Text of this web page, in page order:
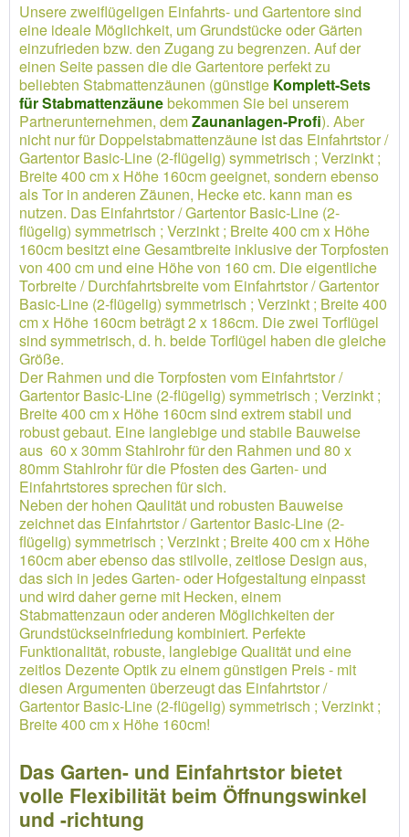
Unsere zweiflügeligen Einfahrts- und Gartentore sind
eine ideale Möglichkeit, um Grundstücke oder Gärten
einzufrieden bzw. den Zugang zu begrenzen. Auf der
einen Seite passen die die Gartentore perfekt zu
beliebten Stabmattenzäunen (günstige Komplett-Sets
für Stabmattenzäunebekommen Sie bei unserem
Partnerunternehmen, demZaunanlagen-Profi). Aber
nicht nur für Doppelstabmattenzäune ist das Einfahrtstor /
Gartentor Basic-Line (2-flügelig) symmetrisch ; Verzinkt ;
Breite 400 cm x Höhe 160cm geeignet, sondern ebenso
als Tor in anderen Zäunen, Hecke etc. kann man es
nutzen. Das Einfahrtstor / Gartentor Basic-Line (2-
flügelig) symmetrisch ; Verzinkt ; Breite 400 cm x Höhe
160cm besitzt eine Gesamtbreite inklusive der Torpfosten
von 400 cm und eine Höhe von 160 cm. Die eigentliche
Torbreite / Durchfahrtsbreite vom Einfahrtstor / Gartentor
Basic-Line (2-flügelig) symmetrisch ; Verzinkt ; Breite 400
cm x Höhe 160cm beträgt 2 x 186cm. Die zwei Torflügel
sind symmetrisch, d. h. beide Torflügel haben die gleiche
Größe.
Der Rahmen und die Torpfosten vom Einfahrtstor /
Gartentor Basic-Line (2-flügelig) symmetrisch ; Verzinkt ;
Breite 400 cm x Höhe 160cm sind extrem stabil und
robust gebaut. Eine langlebige und stabile Bauweise
aus 60 x 30mm Stahlrohr für den Rahmen und 80 x
80mm Stahlrohr für die Pfosten des Garten- und
Einfahrtstores sprechen für sich.
Neben der hohen Qaulität und robusten Bauweise
zeichnet das Einfahrtstor / Gartentor Basic-Line (2-
flügelig) symmetrisch ; Verzinkt ; Breite 400 cm x Höhe
160cm aber ebenso das stilvolle, zeitlose Design aus,
das sich in jedes Garten- oder Hofgestaltung einpasst
und wird daher gerne mit Hecken, einem
Stabmattenzaun oder anderen Möglichkeiten der
Grundstückseinfriedung kombiniert. Perfekte
Funktionalität, robuste, langlebige Qualität und eine
zeitlos Dezente Optik zu einem günstigen Preis - mit
diesen Argumenten überzeugt das Einfahrtstor /
Gartentor Basic-Line (2-flügelig) symmetrisch ; Verzinkt ;
Breite 400 cm x Höhe 160cm!
Das Garten- und Einfahrtstor bietet
volle Flexibilität beim Öffnungswinkel
und -richtung